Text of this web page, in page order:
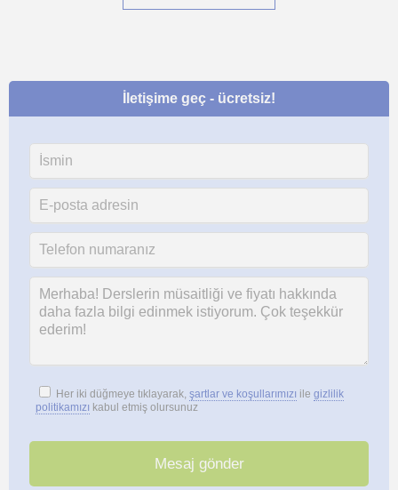
İletişime geç - ücretsiz!
Her iki düğmeye tıklayarak, şartlar ve koşullarımızı ile gizlilik
politikamızı kabul etmiş olursunuz